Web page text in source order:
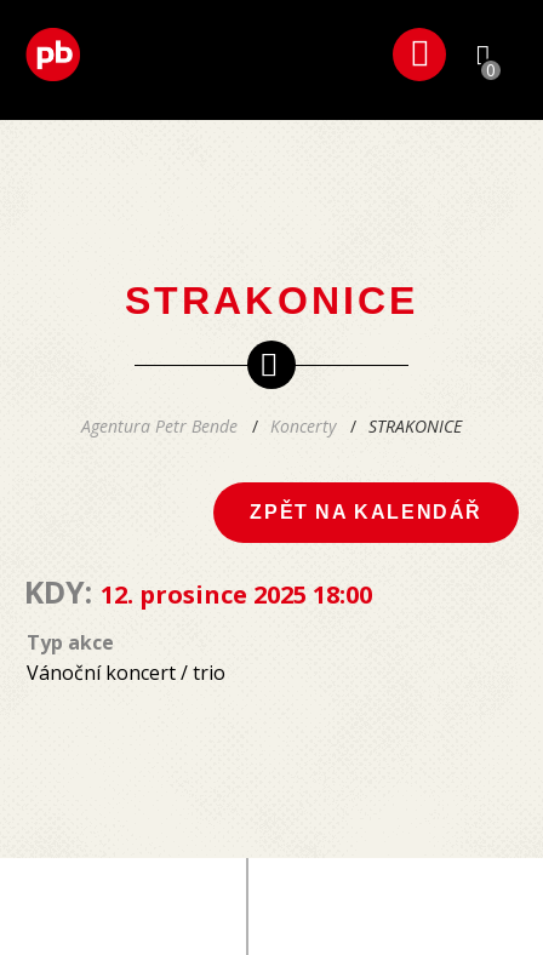
0
STRAKONICE
Agentura Petr Bende Koncerty STRAKONICE
ZPĚT NA KALENDÁŘ
KDY: 12. prosince 2025 18:00
Typ akce
Vánoční koncert / trio